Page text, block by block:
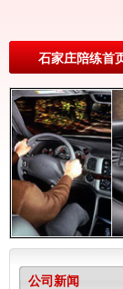
石家庄陪练首
公司新闻